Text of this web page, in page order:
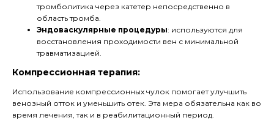
тромболитика через катетер непосредственно в
область тромба.
Эндоваскулярные процедуры: используются для
восстановления проходимости вен с минимальной
травматизацией.
Компрессионная терапия:
Использование компрессионных чулок помогает улучшить
венозный отток и уменьшить отек. Эта мера обязательна как во
время лечения, так и в реабилитационный период.